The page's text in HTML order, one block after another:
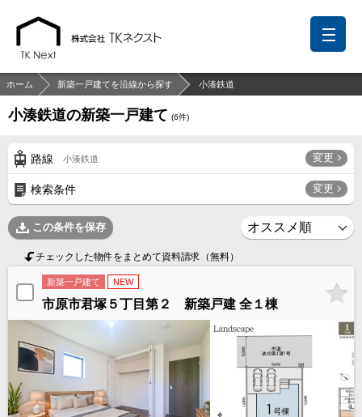
ホーム 新築一戸建てを沿線から探す 小湊鉄道
小湊鉄道の新築一戸建て (6件)
路線 小湊鉄道 変更
検索条件 変更
この条件を保存
チェックした物件をまとめて資料請求（無料）
新築一戸建て NEW
市原市君塚５丁目第２ 新築戸建 全１棟
中国語での対応も可能です
お問い合わせ
営業メールは固くお断りします
お知らせ
千葉本店 松戸支店 成田支店 木更津支店
神奈川支店
沖縄支店
現地販売会情報
千葉本店 松戸支店 木更津支店
東京支店